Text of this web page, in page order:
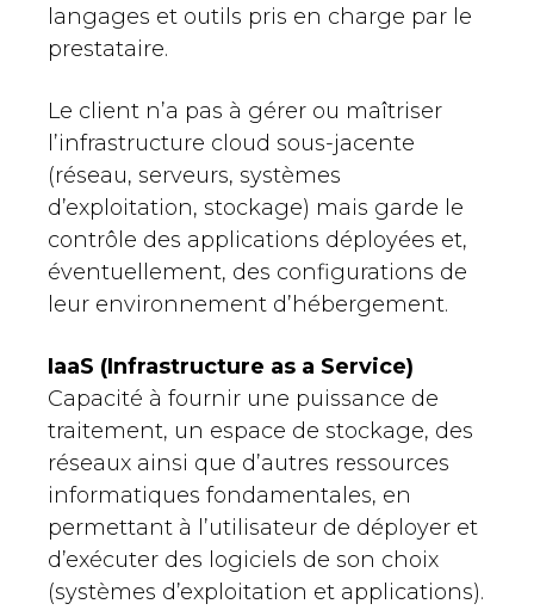
langages et outils pris en charge par le
prestataire.
Le client n’a pas à gérer ou maîtriser
l’infrastructure cloud sous-jacente
(réseau, serveurs, systèmes
d’exploitation, stockage) mais garde le
contrôle des applications déployées et,
éventuellement, des configurations de
leur environnement d’hébergement.
IaaS (Infrastructure as a Service)
Capacité à fournir une puissance de
traitement, un espace de stockage, des
réseaux ainsi que d’autres ressources
informatiques fondamentales, en
permettant à l’utilisateur de déployer et
d’exécuter des logiciels de son choix
(systèmes d’exploitation et applications).